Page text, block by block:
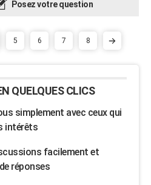
Posez votre question
5 6 7 8
QUELQUES CLICS
simplement avec ceux qui
intérêts
facilement et
réponses